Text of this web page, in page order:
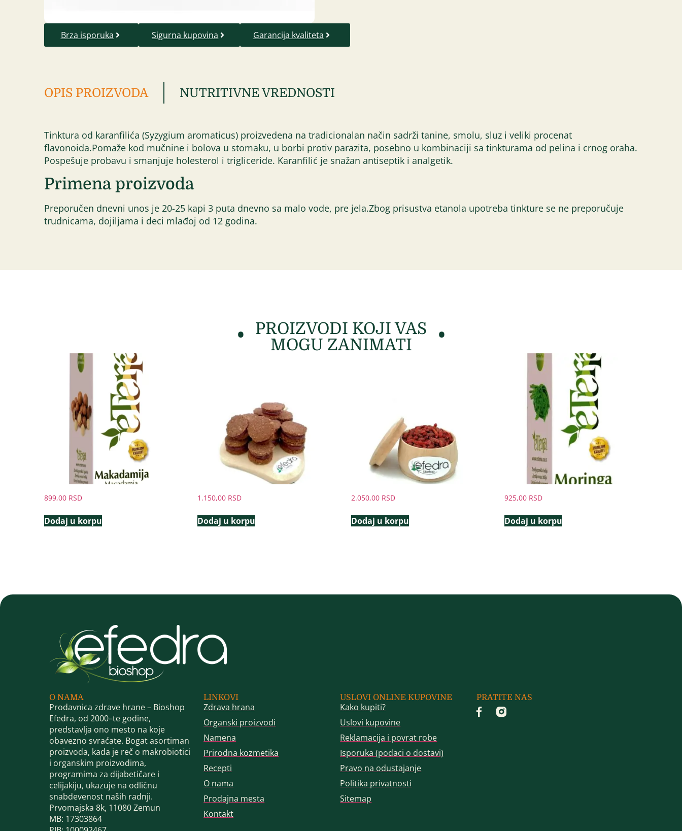
Brza isporuka Sigurna kupovina Garancija kvaliteta
OPIS PROIZVODA NUTRITIVNE VREDNOSTI
Tinktura od karanfilića (Syzygium aromaticus) proizvedena na tradicionalan način sadrži tanine, smolu, sluz i veliki procenat
flavonoida.Pomaže kod mučnine i bolova u stomaku, u borbi protiv parazita, posebno u kombinaciji sa tinkturama od pelina i crnog oraha.
Pospešuje probavu i smanjuje holesterol i trigliceride. Karanfilić je snažan antiseptik i analgetik.
Primena proizvoda
Preporučen dnevni unos je 20-25 kapi 3 puta dnevno sa malo vode, pre jela.Zbog prisustva etanola upotreba tinkture se ne preporučuje
trudnicama, dojiljama i deci mlađoj od 12 godina.
PROIZVODI KOJI VAS
MOGU ZANIMATI
899,00 RSD
Dodaj u korpu
1.150,00 RSD
Dodaj u korpu
2.050,00 RSD
Dodaj u korpu
925,00 RSD
Dodaj u korpu
O NAMA
Prodavnica zdrave hrane – Bioshop
Efedra, od 2000–te godine,
predstavlja ono mesto na koje
obavezno svraćate. Bogat asortiman
proizvoda, kada je reč o makrobiotici
i organskim proizvodima,
programima za dijabetičare i
celijakiju, ukazuje na odličnu
snabdevenost naših radnji.
Prvomajska 8k, 11080 Zemun
MB: 17303864
LINKOVI
Zdrava hrana
Organski proizvodi
Namena
Prirodna kozmetika
Recepti
O nama
Prodajna mesta
Kontakt
USLOVI ONLINE KUPOVINE
Kako kupiti?
Uslovi kupovine
Reklamacija i povrat robe
Isporuka (podaci o dostavi)
Pravo na odustajanje
Politika privatnosti
Sitemap
PRATITE NAS